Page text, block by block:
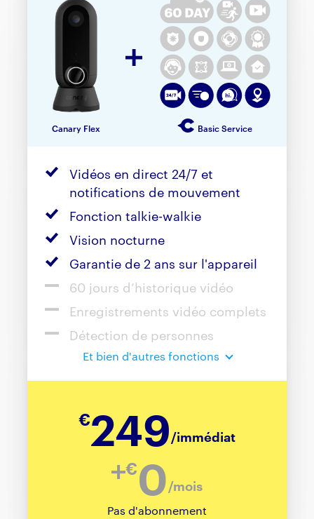
Canary Flex Basic Service
Vidéos en direct 24/7 et
notifications de mouvement
Fonction talkie-walkie
Vision nocturne
Garantie de 2 ans sur l'appareil
60 jours d’historique vidéo
Enregistrements vidéo complets
Détection de personnes
Et bien d'autres fonctions
€249/immédiat
€0/mois
Pas d'abonnement